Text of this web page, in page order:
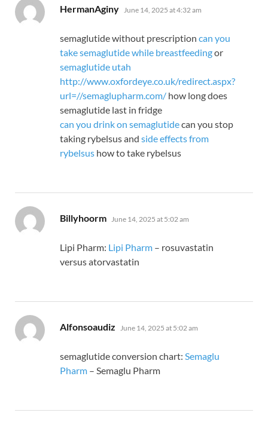
HermanAginy says:
June 14, 2025 at 4:32 am
semaglutide without prescription can you
take semaglutide while breastfeedingor
semaglutide utah
http://www.oxfordeye.co.uk/redirect.aspx?
url=//semaglupharm.com/ how long does
semaglutide last in fridge
can you drink on semaglutidecan you stop
taking rybelsus and side effects from
rybelsus how to take rybelsus
Billyhoorm says:
June 14, 2025 at 5:02 am
Lipi Pharm: Lipi Pharm – rosuvastatin
versus atorvastatin
Alfonsoaudiz says:
June 14, 2025 at 5:02 am
semaglutide conversion chart: Semaglu
Pharm – Semaglu Pharm